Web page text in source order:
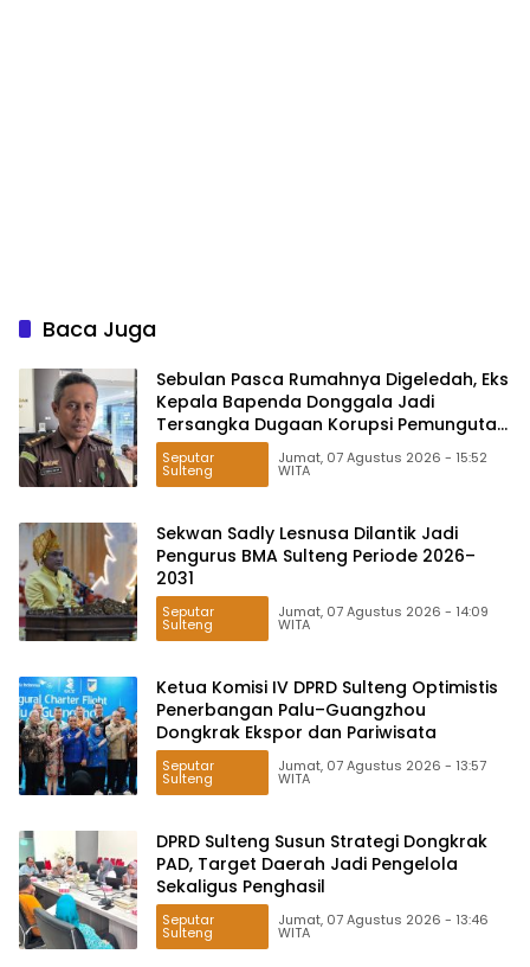
Baca Juga
Sebulan Pasca Rumahnya Digeledah, Eks
Kepala Bapenda Donggala Jadi
Tersangka Dugaan Korupsi Pemungutan
Pajak Pertambangan
Seputar
Sulteng
Jumat, 07 Agustus 2026 - 15:52
WITA
Sekwan Sadly Lesnusa Dilantik Jadi
Pengurus BMA Sulteng Periode 2026–
2031
Seputar
Sulteng
Jumat, 07 Agustus 2026 - 14:09
WITA
Ketua Komisi IV DPRD Sulteng Optimistis
Penerbangan Palu–Guangzhou
Dongkrak Ekspor dan Pariwisata
Seputar
Sulteng
Jumat, 07 Agustus 2026 - 13:57
WITA
DPRD Sulteng Susun Strategi Dongkrak
PAD, Target Daerah Jadi Pengelola
Sekaligus Penghasil
Seputar
Sulteng
Jumat, 07 Agustus 2026 - 13:46
WITA